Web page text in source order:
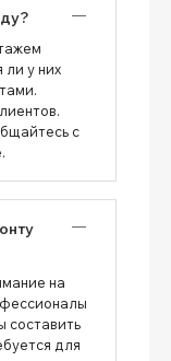
ли у них
с
на
составить
для